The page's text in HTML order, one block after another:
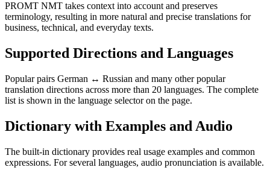
PROMT NMT takes context into account and preserves
terminology, resulting in more natural and precise translations for
business, technical, and everyday texts.
Supported Directions and Languages
Popular pairs German ↔ Russian and many other popular
translation directions across more than 20 languages. The complete
list is shown in the language selector on the page.
Dictionary with Examples and Audio
The built-in dictionary provides real usage examples and common
expressions. For several languages, audio pronunciation is available.